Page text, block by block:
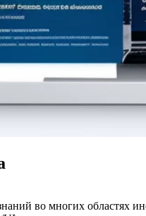
во многих областях